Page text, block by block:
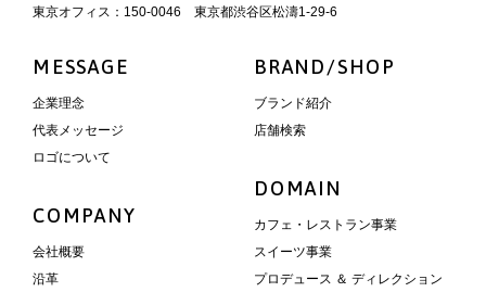
東京オフィス：150-0046 東京都渋谷区松濤1-29-6
MESSAGE
企業理念
代表メッセージ
ロゴについて
COMPANY
会社概要
沿革
BRAND/SHOP
ブランド紹介
店舗検索
DOMAIN
カフェ・レストラン事業
スイーツ事業
プロデュース ＆ ディレクション